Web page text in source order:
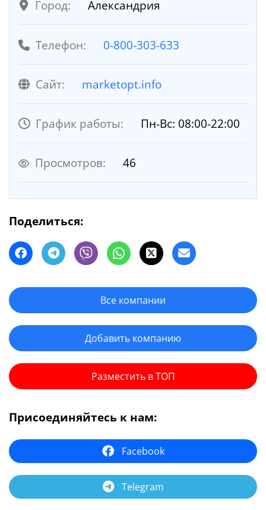
Город: Александрия
Телефон: 0-800-303-633
Cайт: marketopt.info
График работы: Пн-Вс: 08:00-22:00
Просмотров: 46
Поделиться:
Все компании
Добавить компанию
Разместить в ТОП
Присоединяйтесь к нам:
Facebook
Telegram